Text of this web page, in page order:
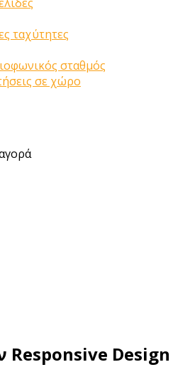
ταχύτητες
σταθμός
σε χώρο